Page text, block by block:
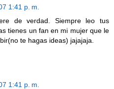
1:41 p. m.
de verdad. Siempre leo tus
tienes un fan en mi mujer que le
te hagas ideas) jajajaja.
1:41 p. m.